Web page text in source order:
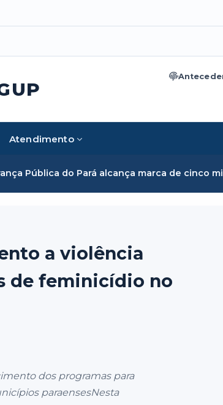
Atendimento
alcança marca de cinco mil mulheres e rompe
a violência
de feminicídio no
dos programas para
paraensesNesta